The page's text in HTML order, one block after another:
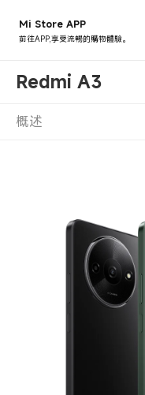
Mi Store APP
前往APP,享受流暢的購物體驗。
Redmi A3
概述